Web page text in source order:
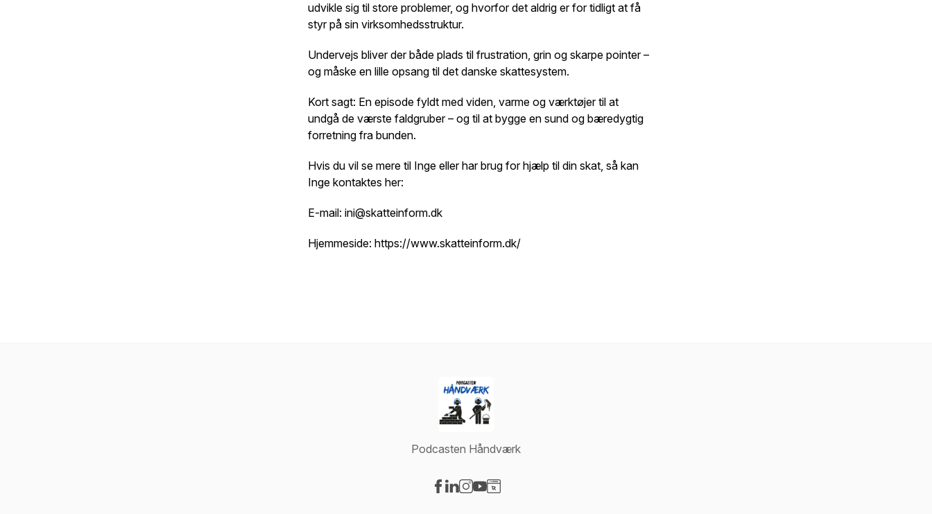
udvikle sig til store problemer, og hvorfor det aldrig er for tidligt at få
styr på sin virksomhedsstruktur.
Undervejs bliver der både plads til frustration, grin og skarpe pointer –
og måske en lille opsang til det danske skattesystem.
Kort sagt: En episode fyldt med viden, varme og værktøjer til at
undgå de værste faldgruber – og til at bygge en sund og bæredygtig
forretning fra bunden.
Hvis du vil se mere til Inge eller har brug for hjælp til din skat, så kan
Inge kontaktes her:
E-mail: ini@skatteinform.dk
Hjemmeside: https://www.skatteinform.dk/
Podcasten Håndværk